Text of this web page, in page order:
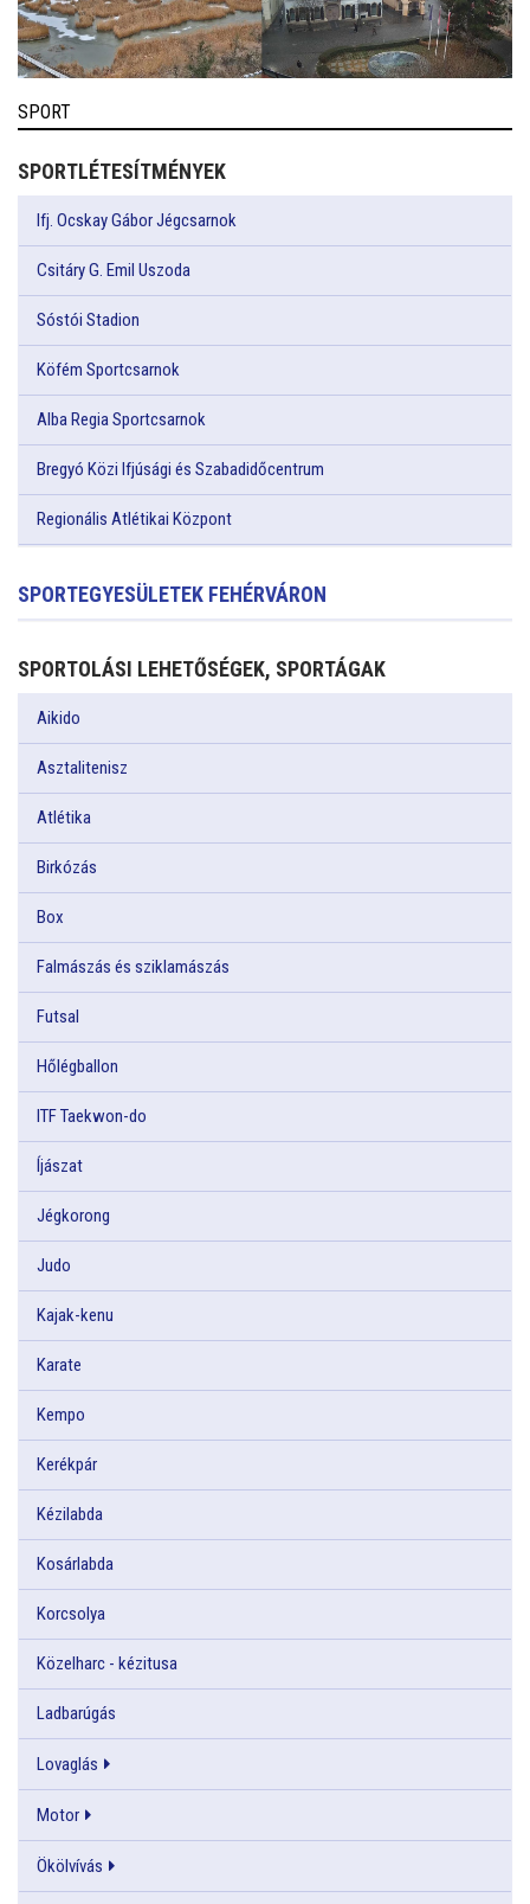
SPORT
SPORTLÉTESÍTMÉNYEK
Ifj. Ocskay Gábor Jégcsarnok
Csitáry G. Emil Uszoda
Sóstói Stadion
Köfém Sportcsarnok
Alba Regia Sportcsarnok
Bregyó Közi Ifjúsági és Szabadidőcentrum
Regionális Atlétikai Központ
SPORTEGYESÜLETEK FEHÉRVÁRON
SPORTOLÁSI LEHETŐSÉGEK, SPORTÁGAK
Aikido
Asztalitenisz
Atlétika
Birkózás
Box
Falmászás és sziklamászás
Futsal
Hőlégballon
ITF Taekwon-do
Íjászat
Jégkorong
Judo
Kajak-kenu
Karate
Kempo
Kerékpár
Kézilabda
Kosárlabda
Korcsolya
Közelharc - kézitusa
Ladbarúgás
Lovaglás
Motor
Ökölvívás